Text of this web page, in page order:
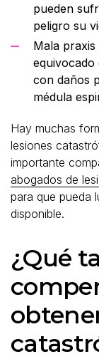
pueden
peligro su
Mala
equivocado
con daños
médula
Hay muchas
lesiones
importante
abogados de
para que pueda
disponible.
¿Qué